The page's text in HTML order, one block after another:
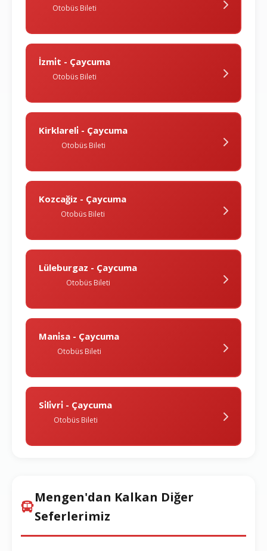
Otobüs Bileti
İzmi̇t - Çaycuma
Otobüs Bileti
Kirklareli̇ - Çaycuma
Otobüs Bileti
Kozcağiz - Çaycuma
Otobüs Bileti
Lüleburgaz - Çaycuma
Otobüs Bileti
Mani̇sa - Çaycuma
Otobüs Bileti
Si̇li̇vri̇ - Çaycuma
Otobüs Bileti
Mengen'dan Kalkan Diğer
Seferlerimiz